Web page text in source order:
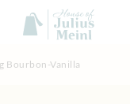
Bourbon-Vanilla